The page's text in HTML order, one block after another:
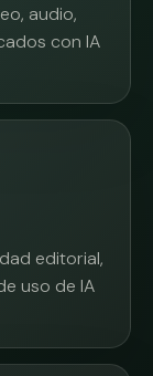
audio,
con IA
editorial,
uso de IA